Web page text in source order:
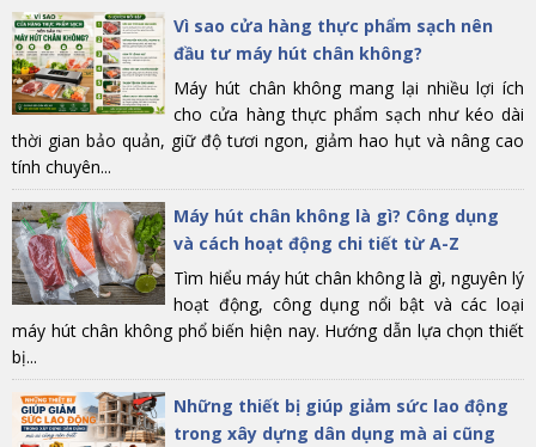
Vì sao cửa hàng thực phẩm sạch nên
đầu tư máy hút chân không?
Máy hút chân không mang lại nhiều lợi ích
cho cửa hàng thực phẩm sạch như kéo dài
thời gian bảo quản, giữ độ tươi ngon, giảm hao hụt và nâng cao
tính chuyên...
Máy hút chân không là gì? Công dụng
và cách hoạt động chi tiết từ A-Z
Tìm hiểu máy hút chân không là gì, nguyên lý
hoạt động, công dụng nổi bật và các loại
máy hút chân không phổ biến hiện nay. Hướng dẫn lựa chọn thiết
bị...
Những thiết bị giúp giảm sức lao động
trong xây dựng dân dụng mà ai cũng